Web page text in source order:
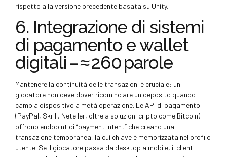
rispetto alla versione precedente basata su Unity.
6. Integrazione di sistemi
di pagamento e wallet
digitali – ≈ 260 parole
Mantenere la continuità delle transazioni è cruciale: un
giocatore non deve dover ricominciare un deposito quando
cambia dispositivo a metà operazione. Le API di pagamento
(PayPal, Skrill, Neteller, oltre a soluzioni cripto come Bitcoin)
offrono endpoint di “payment intent” che creano una
transazione temporanea, la cui chiave è memorizzata nel profilo
utente. Se il giocatore passa da desktop a mobile, il client